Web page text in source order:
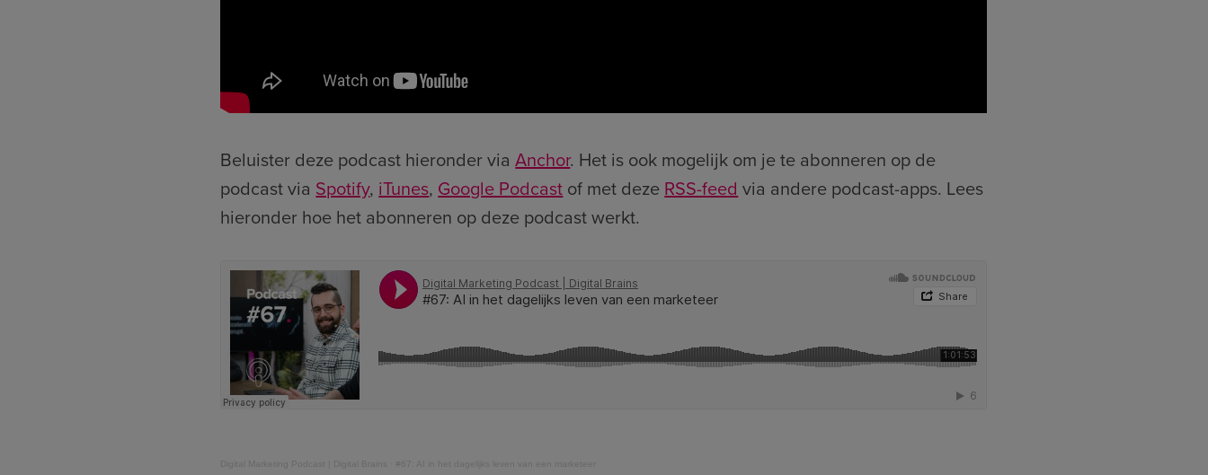
Beluister deze podcast hieronder viaAnchor. Het is ook mogelijk om je te abonneren op de
podcast viaSpotify,iTunes,Google Podcastof met dezeRSS-feedvia andere podcast-apps. Lees
hieronder hoe het abonneren op deze podcast werkt.
Digital Marketing Podcast | Digital Brains ·#67: AI in het dagelijks leven van een marketeer